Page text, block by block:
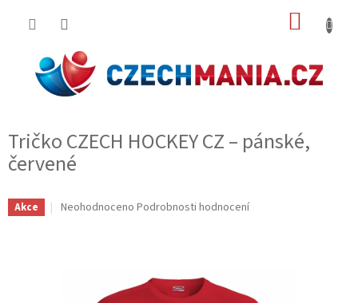
Tričko CZECH HOCKEY CZ – pánské,
červené
Akce
Průměrné
Neohodnoceno Podrobnosti hodnocení